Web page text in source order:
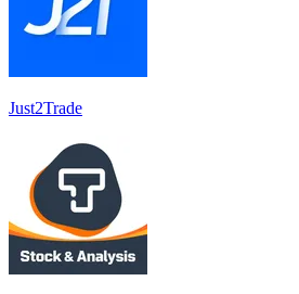
Just2Trade